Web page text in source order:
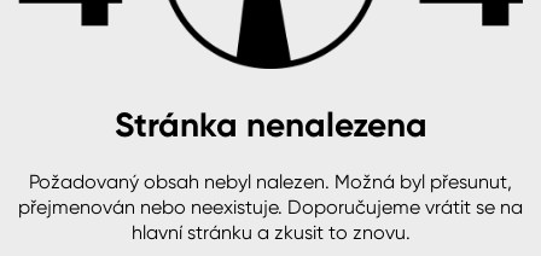
O společnosti
B2B +420 800 145 555Po – Pá: 8:00–15:00
Česko
Slovensko Polsko Worldwide
Beton, asfalt, minerální podklady
Plast, sklo, keramika
Stěny
Fasády
Colorlak Pta
Stránka nenalezena
Požadovaný obsah nebyl nalezen. Možná byl přesunut,
přejmenován nebo neexistuje. Doporučujeme vrátit se na
hlavní stránku a zkusit to znovu.